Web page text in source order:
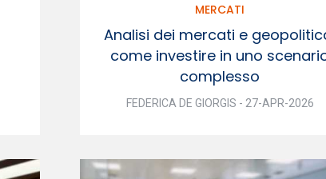
MERCATI
Analisi dei mercati e
come investire in uno
complesso
FEDERICA DE GIORGIS - 27-APR-2026